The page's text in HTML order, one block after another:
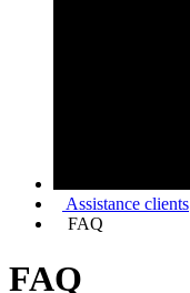
Assistance clients
FAQ
FAQ